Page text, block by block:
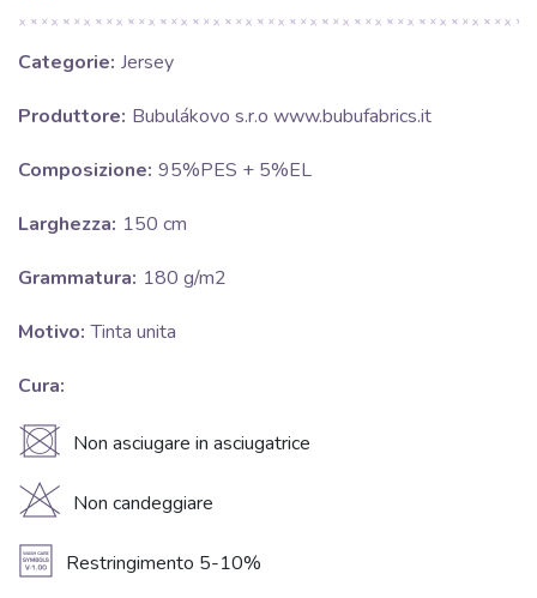
Categorie: Jersey
Produttore: Bubulákovo s.r.o www.bubufabrics.it
Composizione: 95%PES + 5%EL
Larghezza: 150 cm
Grammatura: 180 g/m2
Motivo: Tinta unita
Cura:
U Non asciugare in asciugatrice
H Non candeggiare
A Restringimento 5-10%